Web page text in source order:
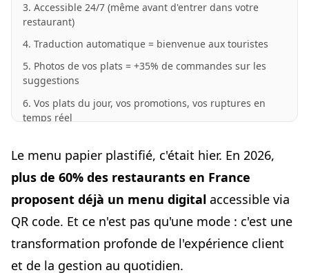
3. Accessible 24/7 (même avant d'entrer dans votre
restaurant)
4. Traduction automatique = bienvenue aux touristes
5. Photos de vos plats = +35% de commandes sur les
suggestions
6. Vos plats du jour, vos promotions, vos ruptures en
temps réel
marche pas)
8. Écologie : -200 menus papier par an, c'est 15 kg de
40 ans)
10. Gratuit pour commencer (zéro excuse pour ne pas
tester)
Le menu papier plastifié, c'était hier. En 2026,
plus de 60% des restaurants en France
proposent déjà un menu digital accessible via
QR code. Et ce n'est pas qu'une mode : c'est une
transformation profonde de l'expérience client
et de la gestion au quotidien.